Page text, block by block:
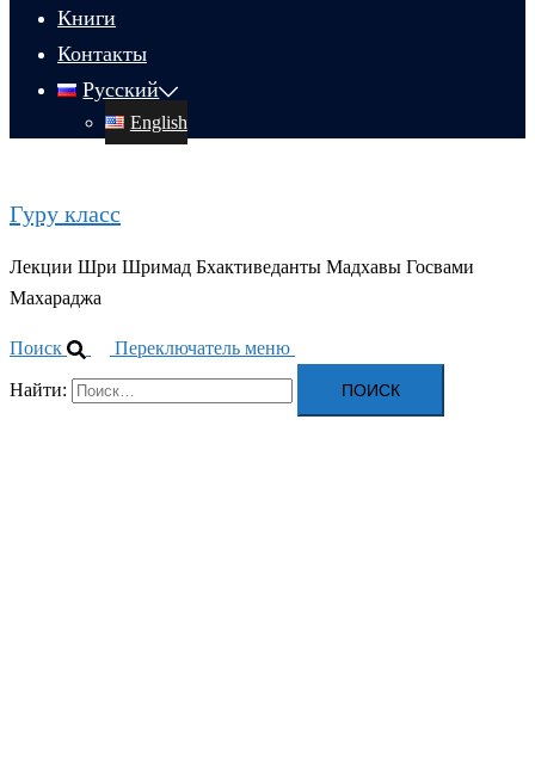
Книги
Контакты
Русский
English
Гуру класс
Лекции Шри Шримад Бхактиведанты Мадхавы Госвами
Махараджа
Поиск Переключатель меню
Найти: